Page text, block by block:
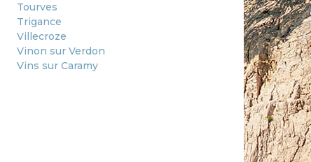
Tourves
Trigance
Villecroze
Vinon sur Verdon
Vins sur Caramy